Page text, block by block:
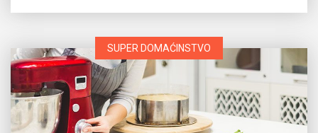
SUPER DOMAĆINSTVO